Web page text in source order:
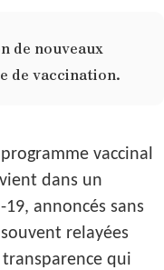
de nouveaux
de vaccination.
vaccinal
dans un
annoncés sans
relayées
qui